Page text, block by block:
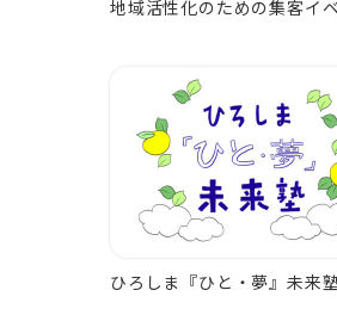
地域活性化のための集客イ
ひろしま『ひと・夢』未来